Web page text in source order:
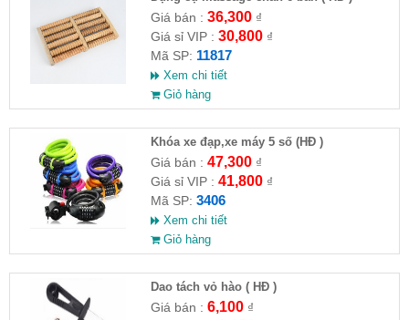
Giá bán : 36,300₫
Giá sỉ VIP : 30,800₫
Mã SP: 11817
Xem chi tiết
Giỏ hàng
Khóa xe đạp,xe máy 5 số (HĐ )
Giá bán : 47,300₫
Giá sỉ VIP : 41,800₫
Mã SP: 3406
Xem chi tiết
Giỏ hàng
Dao tách vỏ hào ( HĐ )
Giá bán : 6,100₫